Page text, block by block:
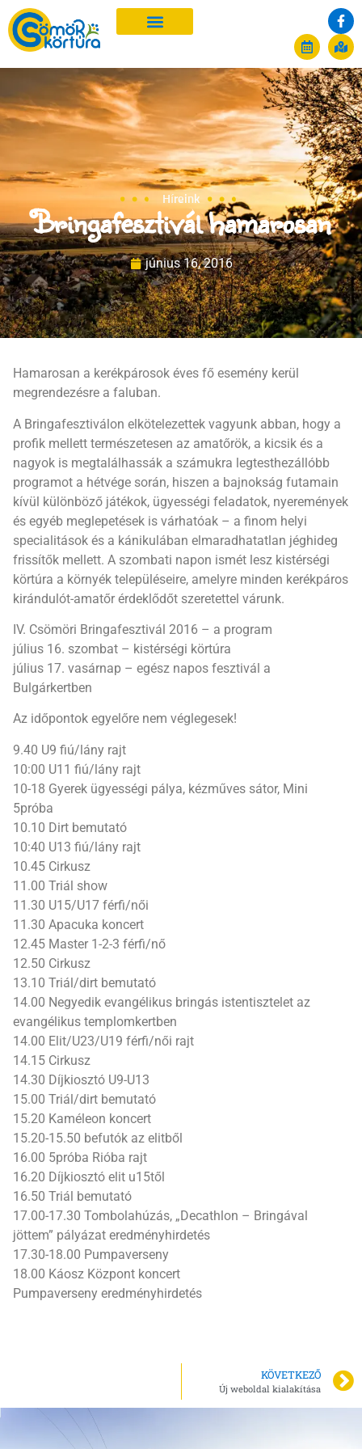
Híreink
Bringafesztivál hamarosan
június 16, 2016
Hamarosan a kerékpárosok éves fő esemény kerül
megrendezésre a faluban.
A Bringafesztiválon elkötelezettek vagyunk abban, hogy a
profik mellett természetesen az amatőrök, a kicsik és a
nagyok is megtalálhassák a számukra legtesthezállóbb
programot a hétvége során, hiszen a bajnokság futamain
kívül különböző játékok, ügyességi feladatok, nyeremények
és egyéb meglepetések is várhatóak – a finom helyi
specialitások és a kánikulában elmaradhatatlan jéghideg
frissítők mellett. A szombati napon ismét lesz kistérségi
körtúra a környék településeire, amelyre minden kerékpáros
kirándulót-amatőr érdeklődőt szeretettel várunk.
IV. Csömöri Bringafesztivál 2016 – a program
július 16. szombat – kistérségi körtúra
július 17. vasárnap – egész napos fesztivál a
Bulgárkertben
Az időpontok egyelőre nem véglegesek!
9.40 U9 fiú/lány rajt
10:00 U11 fiú/lány rajt
10-18 Gyerek ügyességi pálya, kézműves sátor, Mini
5próba
10.10 Dirt bemutató
10:40 U13 fiú/lány rajt
10.45 Cirkusz
11.00 Triál show
11.30 U15/U17 férfi/női
11.30 Apacuka koncert
12.45 Master 1-2-3 férfi/nő
12.50 Cirkusz
13.10 Triál/dirt bemutató
14.00 Negyedik evangélikus bringás istentisztelet az
evangélikus templomkertben
14.00 Elit/U23/U19 férfi/női rajt
14.15 Cirkusz
14.30 Díjkiosztó U9-U13
15.00 Triál/dirt bemutató
15.20 Kaméleon koncert
15.20-15.50 befutók az elitből
16.00 5próba Rióba rajt
16.20 Díjkiosztó elit u15től
16.50 Triál bemutató
17.00-17.30 Tombolahúzás, „Decathlon – Bringával
jöttem” pályázat eredményhirdetés
17.30-18.00 Pumpaverseny
18.00 Káosz Központ koncert
Pumpaverseny eredményhirdetés
KÖVETKEZŐ
Új weboldal kialakítása